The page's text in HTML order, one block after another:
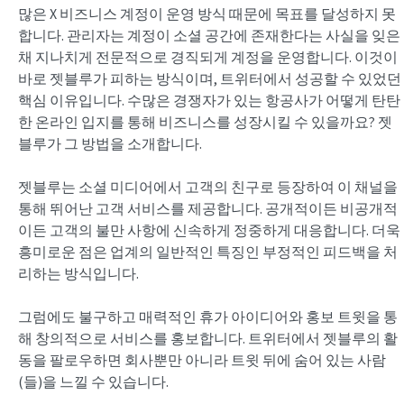
많은 X 비즈니스 계정이 운영 방식 때문에 목표를 달성하지 못
합니다. 관리자는 계정이 소셜 공간에 존재한다는 사실을 잊은
채 지나치게 전문적으로 경직되게 계정을 운영합니다. 이것이
바로 젯블루가 피하는 방식이며, 트위터에서 성공할 수 있었던
핵심 이유입니다. 수많은 경쟁자가 있는 항공사가 어떻게 탄탄
한 온라인 입지를 통해 비즈니스를 성장시킬 수 있을까요? 젯
블루가 그 방법을 소개합니다.
젯블루는 소셜 미디어에서 고객의 친구로 등장하여 이 채널을
통해 뛰어난 고객 서비스를 제공합니다. 공개적이든 비공개적
이든 고객의 불만 사항에 신속하게 정중하게 대응합니다. 더욱
흥미로운 점은 업계의 일반적인 특징인 부정적인 피드백을 처
리하는 방식입니다.
그럼에도 불구하고 매력적인 휴가 아이디어와 홍보 트윗을 통
해 창의적으로 서비스를 홍보합니다. 트위터에서 젯블루의 활
동을 팔로우하면 회사뿐만 아니라 트윗 뒤에 숨어 있는 사람
(들)을 느낄 수 있습니다.